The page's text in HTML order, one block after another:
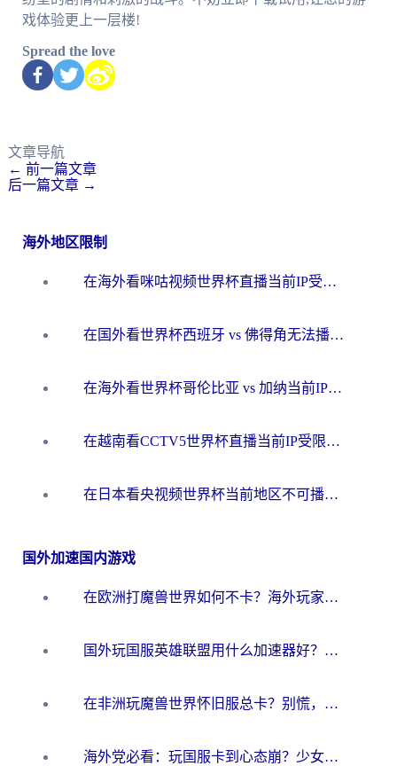
戏体验更上一层楼!
Spread the love
文章导航
← 前一篇文章
后一篇文章 →
海外地区限制
在海外看咪咕视频世界杯直播当前IP受限制？这篇指南帮你搞定所有体育赛事观看难题
在国外看世界杯西班牙 vs 佛得角无法播放？这篇指南帮你解锁所有中文体育直播
在海外看世界杯哥伦比亚 vs 加纳当前IP受限制？这篇指南帮你流畅看中文解说赛事
在越南看CCTV5世界杯直播当前IP受限制？海外党体育观赛终极指南来了
在日本看央视频世界杯当前地区不可播放？海外党体育观赛终极指南
国外加速国内游戏
在欧洲打魔兽世界如何不卡？海外玩家的国服游戏加速终极攻略
国外玩国服英雄联盟用什么加速器好？海外党亲测有效的国服游戏加速指南
在非洲玩魔兽世界怀旧服总卡？别慌，这份指南帮你丝滑开荒
海外党必看：玩国服卡到心态崩？少女前线云图计划加速器免费推荐+碧蓝航线足球世界流畅攻略